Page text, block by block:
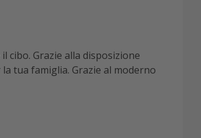
cibo. Grazie alla disposizione
tua famiglia. Grazie al moderno